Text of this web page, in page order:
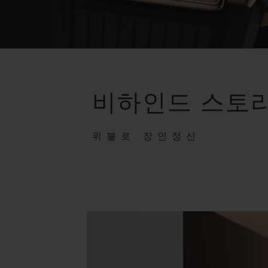
비하인드 스토
위블로 장인정신